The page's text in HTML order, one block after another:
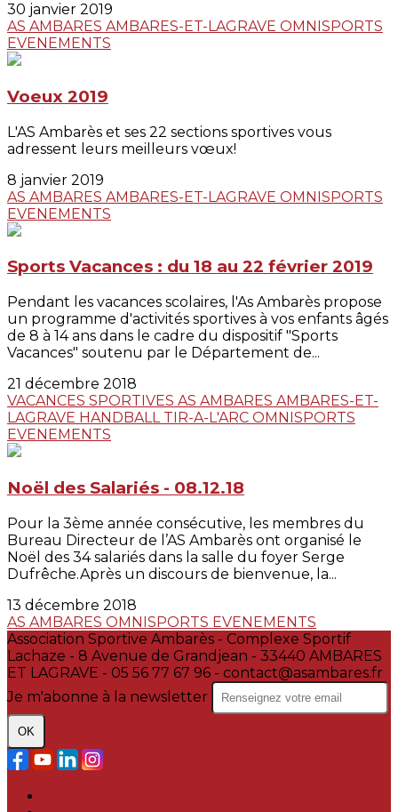
30 janvier 2019
AS AMBARES AMBARES-ET-LAGRAVE OMNISPORTS
EVENEMENTS
Voeux 2019
L'AS Ambarès et ses 22 sections sportives vous
adressent leurs meilleurs vœux!
8 janvier 2019
AS AMBARES AMBARES-ET-LAGRAVE OMNISPORTS
EVENEMENTS
Sports Vacances : du 18 au 22 février 2019
Pendant les vacances scolaires, l'As Ambarès propose
un programme d'activités sportives à vos enfants âgés
de 8 à 14 ans dans le cadre du dispositif "Sports
Vacances" soutenu par le Département de...
21 décembre 2018
VACANCES SPORTIVES AS AMBARES AMBARES-ET-
LAGRAVE HANDBALL TIR-A-L'ARC OMNISPORTS
EVENEMENTS
Noël des Salariés - 08.12.18
Pour la 3ème année consécutive, les membres du
Bureau Directeur de l’AS Ambarès ont organisé le
Noël des 34 salariés dans la salle du foyer Serge
Dufrêche.Après un discours de bienvenue, la...
13 décembre 2018
AS AMBARES OMNISPORTS EVENEMENTS
Association Sportive Ambarès - Complexe Sportif
Lachaze - 8 Avenue de Grandjean - 33440 AMBARES
ET LAGRAVE - 05 56 77 67 96 - contact@asambares.fr
Je m'abonne à la newsletter
OK